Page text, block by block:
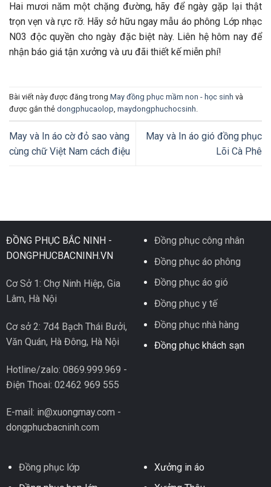
Hai mươi năm một chặng đường, hãy để ngày gặp lại thật
trọn vẹn và rực rỡ. Hãy sở hữu ngay mẫu áo phông Lớp nhạc
N03 độc quyền cho ngày đặc biệt này. Liên hệ hôm nay để
nhận báo giá tận xưởng và ưu đãi thiết kế miễn phí!
Bài viết này được đăng trong May đồng phục mầm non - học sinh và
được gắn thẻ dongphucaolop, maydongphuchocsinh.
May và In áo cờ đỏ sao vàng
cùng chữ Việt Nam cách điệu
May và In áo gió đồng phục
Lõi Cà Phê
ĐỒNG PHỤC BẮC NINH -
DONGPHUCBACNINH.VN
Cơ Sở 1: Chợ Ninh Hiệp, Gia
Lâm, Hà Nội
Cơ sở 2: 7d4 Bạch Thái Bưởi,
Văn Quán, Hà Đông, Hà Nội
Hotline/zalo: 0869.999.969 -
Điện Thoai: 02462 969 555
E-mail: in@xuongmay.com -
dongphucbacninh.com
Đồng phục công nhân
Đồng phục áo phông
Đồng phục áo gió
Đồng phục y tế
Đồng phục nhà hàng
Đồng phục khách sạn
Đồng phục lớp
Xưởng in áo